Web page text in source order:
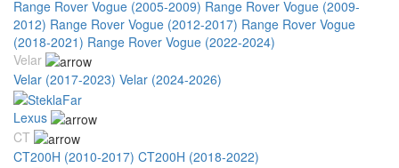
Range Rover Vogue (2005-2009) Range Rover Vogue (2009-
2012) Range Rover Vogue (2012-2017) Range Rover Vogue
(2018-2021) Range Rover Vogue (2022-2024)
Velar
Velar (2017-2023) Velar (2024-2026)
Lexus
CT
CT200H (2010-2017) CT200H (2018-2022)